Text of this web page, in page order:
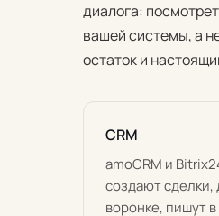
диалога:
вашей системы, а
остаток и
CRM
amoCRM и
создают сделки,
воронке, пишут в